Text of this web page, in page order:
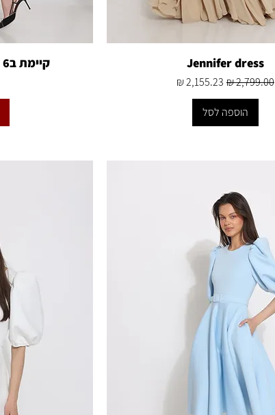
Jennifer dress
מחיר רגיל‏2,799.00 ‏₪ מחיר מבצע
הוספה לסל
קיימת ב6 צבעים Queen dress